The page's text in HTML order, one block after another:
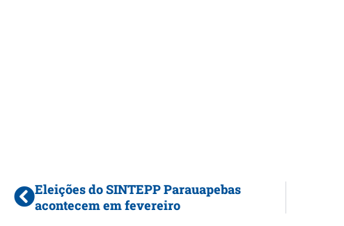
Eleições do SINTEPP Parauapebas
acontecem em fevereiro